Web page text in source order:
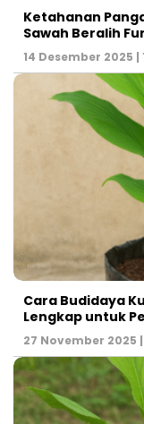
Ketahanan
Sawah Beralih
14 Desember 2025 |
Cara Budidaya
Lengkap untuk
27 November 2025 |